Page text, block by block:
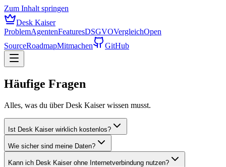
Zum Inhalt springen
Desk Kaiser
ProblemAgentenFeaturesDSGVOVergleichOpen
SourceRoadmapMitmachen GitHub
Häufige Fragen
Alles, was du über Desk Kaiser wissen musst.
Ist Desk Kaiser wirklich kostenlos?
Wie sicher sind meine Daten?
Kann ich Desk Kaiser ohne Internetverbindung nutzen?